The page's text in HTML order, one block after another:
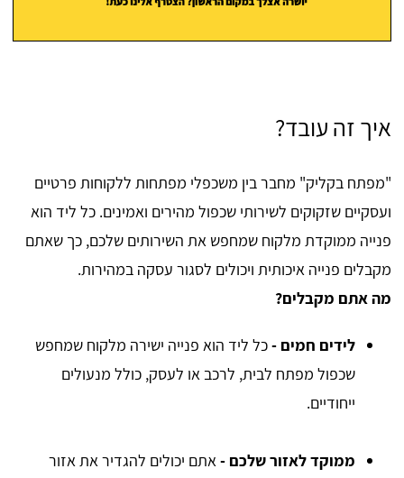
איך זה עובד?
"מפתח בקליק" מחבר בין משכפלי מפתחות ללקוחות פרטיים
ועסקיים שזקוקים לשירותי שכפול מהירים ואמינים. כל ליד הוא
פנייה ממוקדת מלקוח שמחפש את השירותים שלכם, כך שאתם
מקבלים פנייה איכותית ויכולים לסגור עסקה במהירות.
מה אתם מקבלים?
לידים חמים -כל ליד הוא פנייה ישירה מלקוח שמחפש
שכפול מפתח לבית, לרכב או לעסק, כולל מנעולים
ייחודיים.
ממוקד לאזור שלכם -אתם יכולים להגדיר את אזור